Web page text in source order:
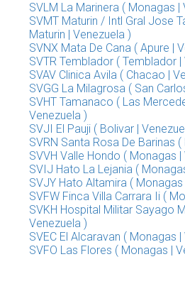
SVLM La Marinera ( Monagas |
SVMT Maturin / Intl Gral Jose
Maturin | Venezuela )
SVNX Mata De Cana ( Apure |
SVTR Temblador ( Temblador |
SVAV Clinica Avila ( Chacao |
SVGG La Milagrosa ( San
SVHT Tamanaco ( Las
Venezuela )
SVJI El Pauji ( Bolivar |
SVRN Santa Rosa De Barinas
SVVH Valle Hondo ( Monagas |
SVIJ Hato La Lejania (
SVJY Hato Altamira ( Monagas
SVFW Finca Villa Carrara Ii (
SVKH Hospital Militar Sayago
Venezuela )
SVEC El Alcaravan ( Monagas
SVFO Las Flores ( Monagas |